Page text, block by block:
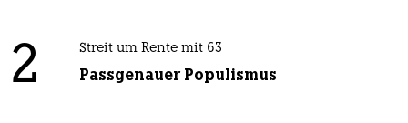
2 Streit um Rente mit 63
Passgenauer Populismus